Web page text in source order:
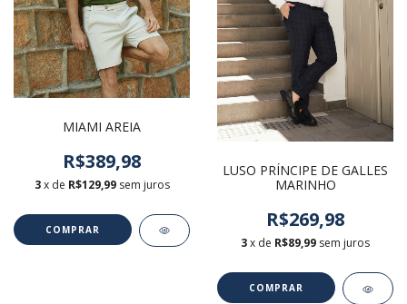
MIAMI AREIA
R$389,98
3 x de R$129,99 sem juros
COMPRAR
LUSO PRÍNCIPE DE GALLES
MARINHO
R$269,98
3x de R$89,99 sem juros
COMPRAR